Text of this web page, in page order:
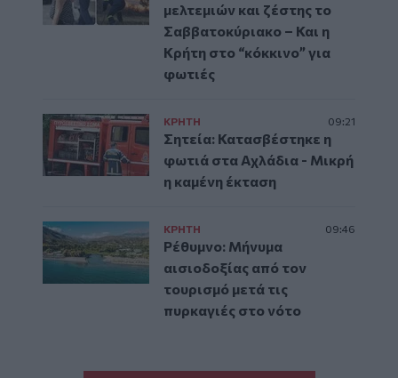
μελτεμιών και ζέστης το
Σαββατοκύριακο – Και η
Κρήτη στο “κόκκινο” για
φωτιές
ΚΡΗΤΗ 09:21
Σητεία: Κατασβέστηκε η
φωτιά στα Αχλάδια - Μικρή
η καμένη έκταση
ΚΡΗΤΗ 09:46
Ρέθυμνο: Μήνυμα
αισιοδοξίας από τον
τουρισμό μετά τις
πυρκαγιές στο νότο